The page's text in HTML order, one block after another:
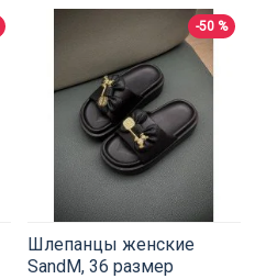
-50 %
Шлепанцы женские
SandM, 36 размер